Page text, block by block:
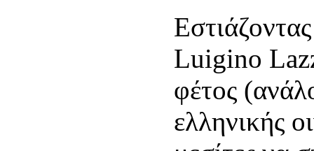
Luigino
φέτος
ελληνικής